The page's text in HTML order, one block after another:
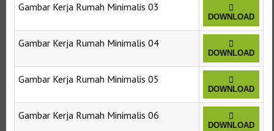
Gambar Kerja Rumah Minimalis 03
DOWNLOAD
Gambar Kerja Rumah Minimalis 04
DOWNLOAD
Gambar Kerja Rumah Minimalis 05
DOWNLOAD
Gambar Kerja Rumah Minimalis 06
DOWNLOAD